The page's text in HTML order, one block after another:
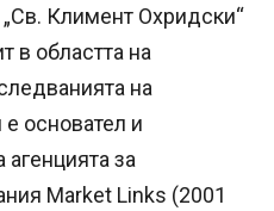
Климент Охридски“
в областта на
на
основател и
за
Market Links (2001